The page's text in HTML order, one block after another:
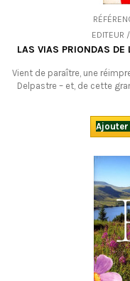
EDITEUR
LAS VIAS PRIONDAS DE
Vient de paraître, une
Delpastre – et, de cette
peu